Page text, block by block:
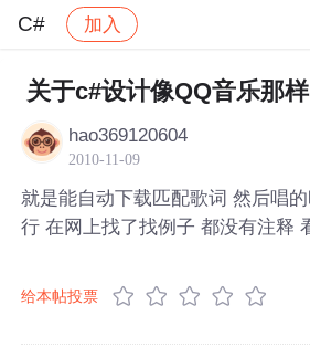
C# 加入
社区 C# 帖子详情
关于c#设计像QQ音乐那
hao369120604
2010-11-09
就是能自动下载匹配歌词 然后唱
行 在网上找了找例子 都没有注释
给本帖投票